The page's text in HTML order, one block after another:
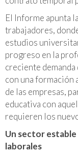
El Informe apunta
trabajadores,
estudios
progreso en la
creciente
con una formación
de las empresas,
educativa con
requieren los
Un sector
laborales